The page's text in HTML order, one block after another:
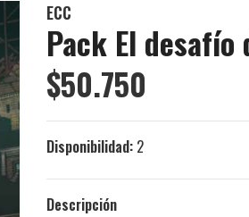
ECC
Pack El
$50.750
Disponibilidad: 2
Descripción